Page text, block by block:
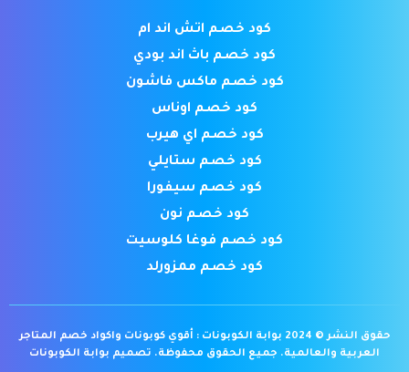
كود خصم اتش اند ام
كود خصم باث اند بودي
كود خصم ماكس فاشون
كود خصم اوناس
كود خصم اي هيرب
كود خصم ستايلي
كود خصم سيفورا
كود خصم نون
كود خصم فوغا كلوسيت
كود خصم ممزورلد
حقوق النشر © 2024 بوابة الكوبونات : أقوي كوبونات واكواد خصم المتاجر
العربية والعالمية. جميع الحقوق محفوظة. تصميم بوابة الكوبونات